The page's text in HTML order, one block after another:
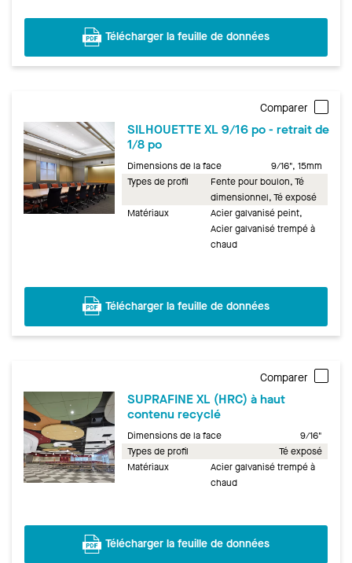
Télécharger la feuille de données
Comparer
SILHOUETTE XL 9/16 po - retrait de
1/8 po
Dimensions de la face
9/16", 15mm
Types de profil
Fente pour boulon, Té
dimensionnel, Té exposé
Matériaux
Acier galvanisé peint,
Acier galvanisé trempé à
chaud
Télécharger la feuille de données
Comparer
SUPRAFINE XL (HRC) à haut
contenu recyclé
Dimensions de la face
9/16"
Types de profil
Té exposé
Matériaux
Acier galvanisé trempé à
chaud
Télécharger la feuille de données